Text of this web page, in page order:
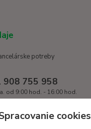
potreby
908 755 958
od 9:00 hod. - 16:00 hod.
cookies